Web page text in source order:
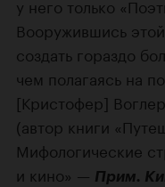
у него только
Вооружившись
создать гораздо
чем полагаясь на
[Кристофер]
(автор книги
Мифологические
и кино» — Прим.